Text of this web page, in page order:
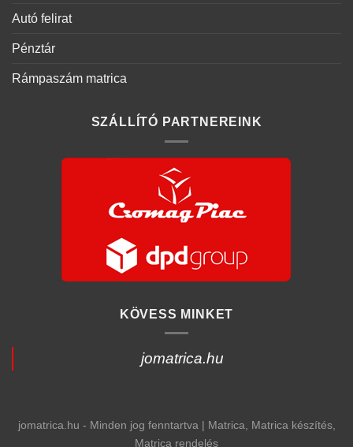
Autó felirat
Pénztár
Rámpaszám matrica
SZÁLLÍTÓ PARTNEREINK
KÖVESS MINKET
jomatrica.hu
jomatrica.hu - Minden jog fenntartva | Matrica, Matrica készítés,
Matrica rendelés